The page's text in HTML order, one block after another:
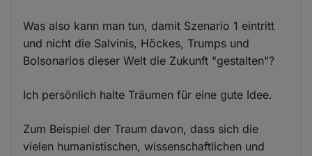
Was also kann man tun, damit Szenario 1 eintritt
und nicht die Salvinis, Höckes, Trumps und
Bolsonarios dieser Welt die Zukunft "gestalten"?
Ich persönlich halte Träumen für eine gute Idee.
Zum Beispiel der Traum davon, dass sich die
vielen humanistischen, wissenschaftlichen und